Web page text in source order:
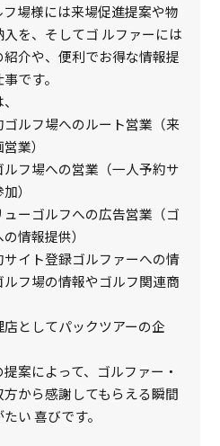
フ場様には来場促進提案や物
入を、そしてゴ ルファーには
介や、便利でお得な情報提
です。
ルフ場へのルート営業（来
業）
フ場への営業（一人予約サ
）
ーゴルフへの広告営業（ゴ
情報提供）
イト登録ゴルファーへの情
フ場の情報やゴルフ関連商
としてパックツアーの企
案によって、ゴルファー・
方から感謝してもらえる瞬間
い 喜びです。